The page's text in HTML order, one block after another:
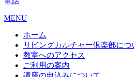
MENU
ホーム
リビングカルチャー倶楽部につ
教室へのアクセス
ご利用の案内
講座の申込みについて